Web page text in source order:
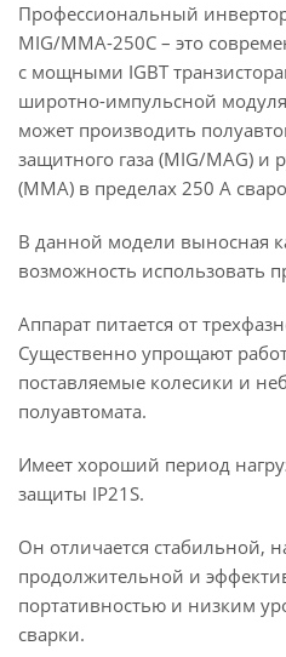
Профессиональный
MIG/MMA-250C – это
с мощными IGBT
широтно-импульсной
может производить
защитного газа (MIG/MAG) и
(ММА) в пределах 250 А
В данной модели выносная
возможность использовать
Аппарат питается от
Существенно упрощают
поставляемые колесики и
полуавтомата.
Имеет хороший период
защиты IP21S.
Он отличается стабильной,
продолжительной и
портативностью и низким
сварки.